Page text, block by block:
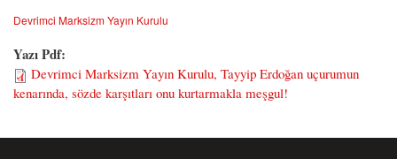
Devrimci Marksizm Yayın Kurulu
Yazı Pdf:
Devrimci Marksizm Yayın Kurulu, Tayyip Erdoğan uçurumun
kenarında, sözde karşıtları onu kurtarmakla meşgul!